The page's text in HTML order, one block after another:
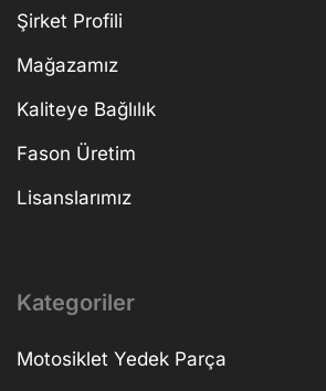
Şirket Profili
Mağazamız
Kaliteye Bağlılık
Fason Üretim
Lisanslarımız
Kategoriler
Motosiklet Yedek Parça